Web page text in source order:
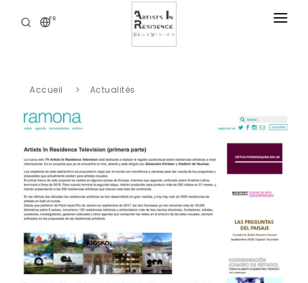
FR
NOS OFFRES
A PROPOS
CONTACT
Accueil Actualités